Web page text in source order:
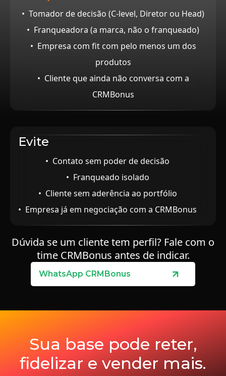
• Tomador de decisão (C-level, Diretor ou Head)
• Franqueadora (a marca, não o franqueado)
• Empresa com fit com pelo menos um dos
produtos
• Cliente que ainda não conversa com a
CRMBonus
Evite
• Contato sem poder de decisão
• Franqueado isolado
• Cliente sem aderência ao portfólio
• Empresa já em negociação com a CRMBonus
Dúvida se um cliente tem perfil? Fale com o
time CRMBonus antes de indicar.
WhatsApp CRMBonus
Sua base pode reter,
fidelizar e vender mais.